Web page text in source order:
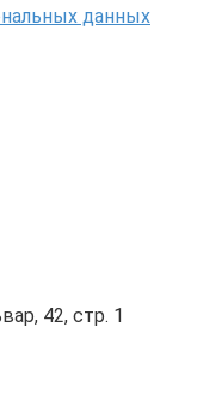
данных
42, стр. 1